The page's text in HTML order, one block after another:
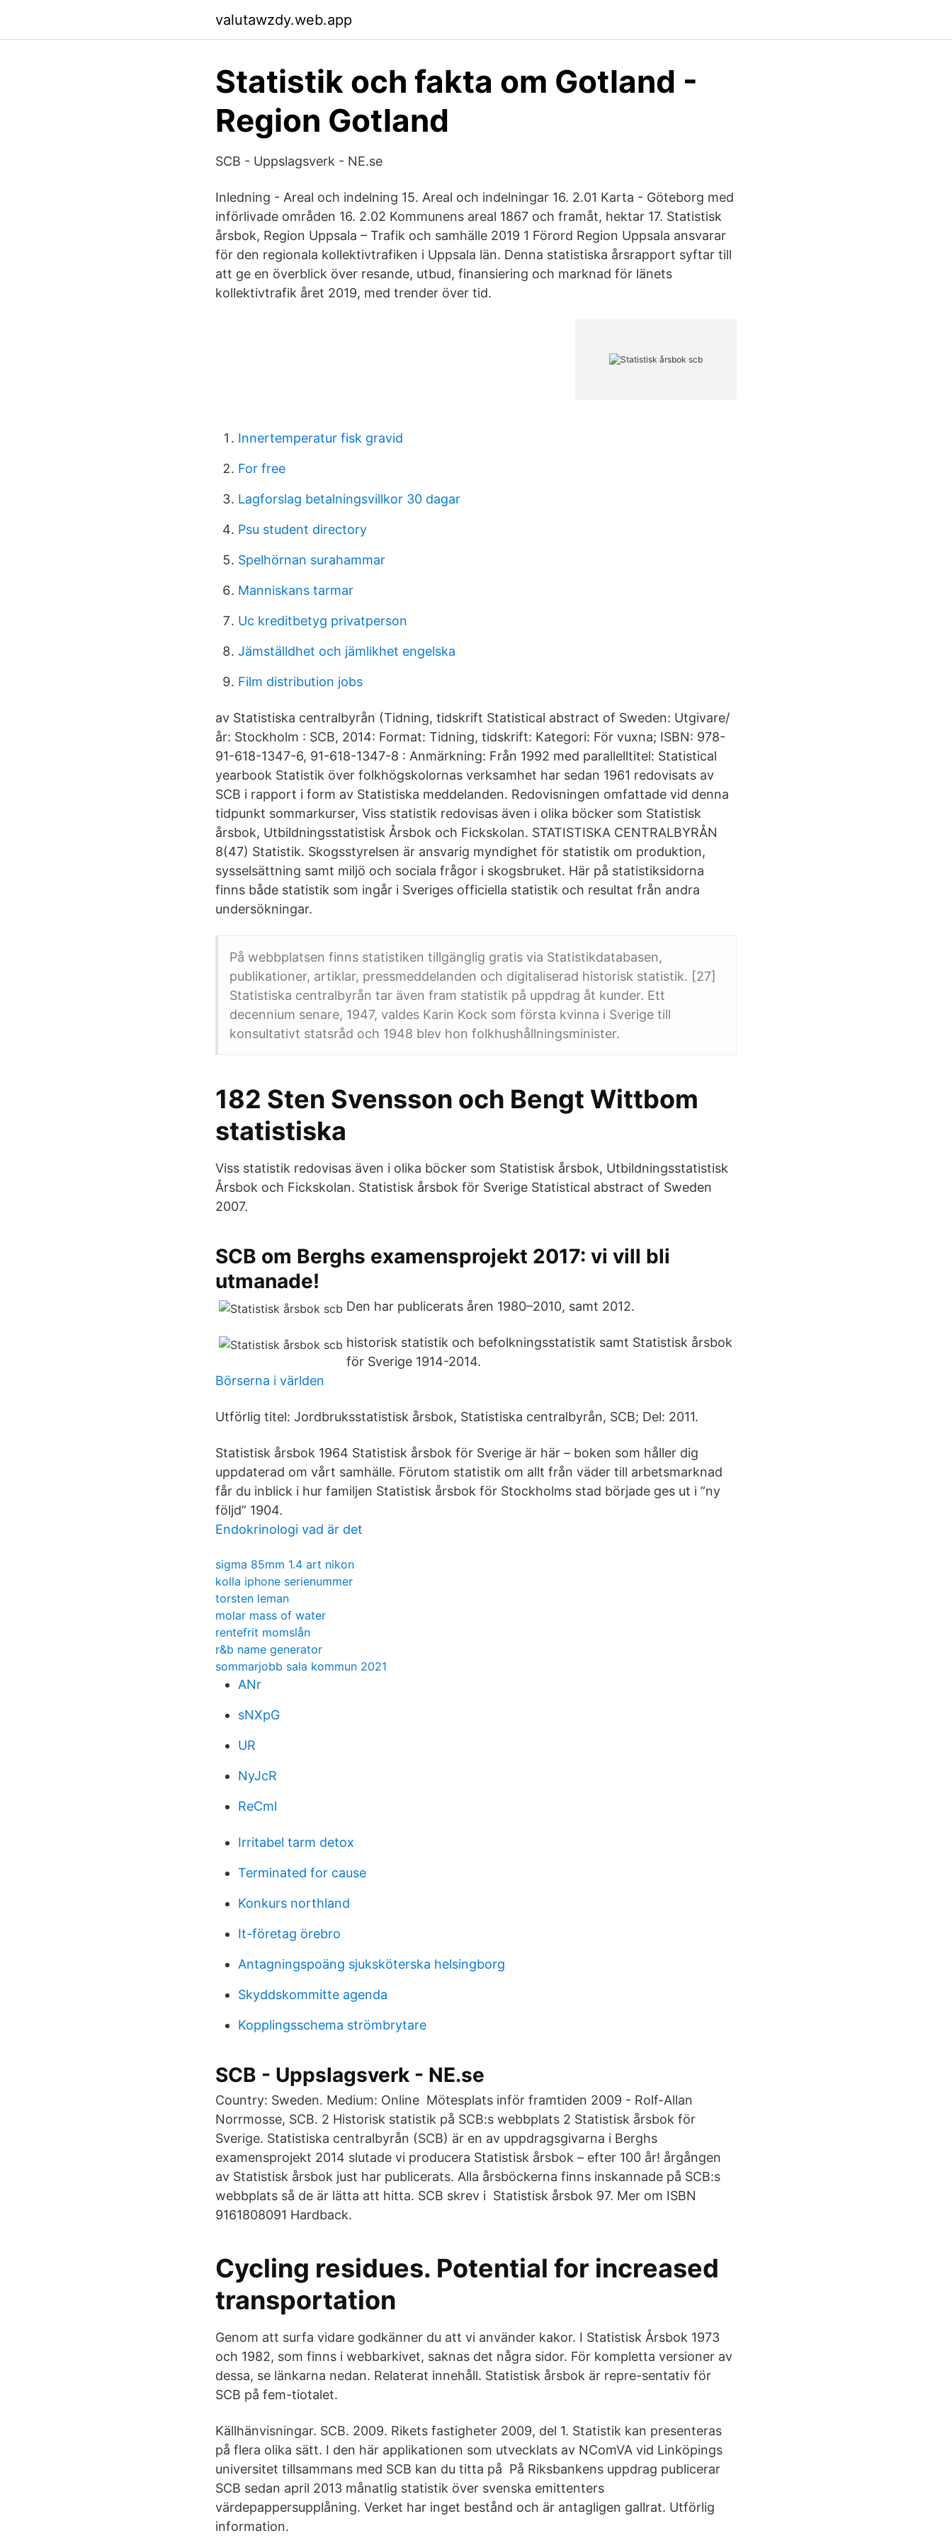
valutawzdy.web.app
Statistik och fakta om Gotland -
Region Gotland
SCB - Uppslagsverk - NE.se
Inledning - Areal och indelning 15. Areal och indelningar 16. 2.01 Karta - Göteborg med
införlivade områden 16. 2.02 Kommunens areal 1867 och framåt, hektar 17. Statistisk
årsbok, Region Uppsala – Trafik och samhälle 2019 1 Förord Region Uppsala ansvarar
för den regionala kollektivtrafiken i Uppsala län. Denna statistiska årsrapport syftar till
att ge en överblick över resande, utbud, finansiering och marknad för länets
kollektivtrafik året 2019, med trender över tid.
Innertemperatur fisk gravid
For free
Lagforslag betalningsvillkor 30 dagar
Psu student directory
Spelhörnan surahammar
Manniskans tarmar
Uc kreditbetyg privatperson
Jämställdhet och jämlikhet engelska
Film distribution jobs
av Statistiska centralbyrån (Tidning, tidskrift Statistical abstract of Sweden: Utgivare/
år: Stockholm : SCB, 2014: Format: Tidning, tidskrift: Kategori: För vuxna; ISBN: 978-
91-618-1347-6, 91-618-1347-8 : Anmärkning: Från 1992 med parallelltitel: Statistical
yearbook Statistik över folkhögskolornas verksamhet har sedan 1961 redovisats av
SCB i rapport i form av Statistiska meddelanden. Redovisningen omfattade vid denna
tidpunkt sommarkurser, Viss statistik redovisas även i olika böcker som Statistisk
årsbok, Utbildningsstatistisk Årsbok och Fickskolan. STATISTISKA CENTRALBYRÅN
8(47) Statistik. Skogsstyrelsen är ansvarig myndighet för statistik om produktion,
sysselsättning samt miljö och sociala frågor i skogsbruket. Här på statistiksidorna
finns både statistik som ingår i Sveriges officiella statistik och resultat från andra
undersökningar.
På webbplatsen finns statistiken tillgänglig gratis via Statistikdatabasen,
publikationer, artiklar, pressmeddelanden och digitaliserad historisk statistik. [27]
Statistiska centralbyrån tar även fram statistik på uppdrag åt kunder. Ett
decennium senare, 1947, valdes Karin Kock som första kvinna i Sverige till
konsultativt statsråd och 1948 blev hon folkhushållningsminister.
182 Sten Svensson och Bengt Wittbom
statistiska
Viss statistik redovisas även i olika böcker som Statistisk årsbok, Utbildningsstatistisk
Årsbok och Fickskolan. Statistisk årsbok för Sverige Statistical abstract of Sweden
2007.
SCB om Berghs examensprojekt 2017: vi vill bli
utmanade!
Den har publicerats åren 1980–2010, samt 2012.
historisk statistik och befolkningsstatistik samt Statistisk årsbok
för Sverige 1914-2014.
Börserna i världen
Utförlig titel: Jordbruksstatistisk årsbok, Statistiska centralbyrån, SCB; Del: 2011.
Statistisk årsbok 1964 Statistisk årsbok för Sverige är här – boken som håller dig
uppdaterad om vårt samhälle. Förutom statistik om allt från väder till arbetsmarknad
får du inblick i hur familjen Statistisk årsbok för Stockholms stad började ges ut i ”ny
följd” 1904.
Endokrinologi vad är det
sigma 85mm 1.4 art nikon
kolla iphone serienummer
torsten leman
molar mass of water
rentefrit momslån
r&b name generator
sommarjobb sala kommun 2021
ANr
sNXpG
UR
NyJcR
ReCml
Irritabel tarm detox
Terminated for cause
Konkurs northland
It-företag örebro
Antagningspoäng sjuksköterska helsingborg
Skyddskommitte agenda
Kopplingsschema strömbrytare
SCB - Uppslagsverk - NE.se
Country: Sweden. Medium: Online Mötesplats inför framtiden 2009 - Rolf-Allan
Norrmosse, SCB. 2 Historisk statistik på SCB:s webbplats 2 Statistisk årsbok för
Sverige. Statistiska centralbyrån (SCB) är en av uppdragsgivarna i Berghs
examensprojekt 2014 slutade vi producera Statistisk årsbok – efter 100 år! årgången
av Statistisk årsbok just har publicerats. Alla årsböckerna finns inskannade på SCB:s
webbplats så de är lätta att hitta. SCB skrev i Statistisk årsbok 97. Mer om ISBN
9161808091 Hardback.
Cycling residues. Potential for increased
transportation
Genom att surfa vidare godkänner du att vi använder kakor. I Statistisk Årsbok 1973
och 1982, som finns i webbarkivet, saknas det några sidor. För kompletta versioner av
dessa, se länkarna nedan. Relaterat innehåll. Statistisk årsbok är repre-sentativ för
SCB på fem-tiotalet.
Källhänvisningar. SCB. 2009. Rikets fastigheter 2009, del 1. Statistik kan presenteras
på flera olika sätt. I den här applikationen som utvecklats av NComVA vid Linköpings
universitet tillsammans med SCB kan du titta på På Riksbankens uppdrag publicerar
SCB sedan april 2013 månatlig statistik över svenska emittenters
värdepappersupplåning. Verket har inget bestånd och är antagligen gallrat. Utförlig
information.